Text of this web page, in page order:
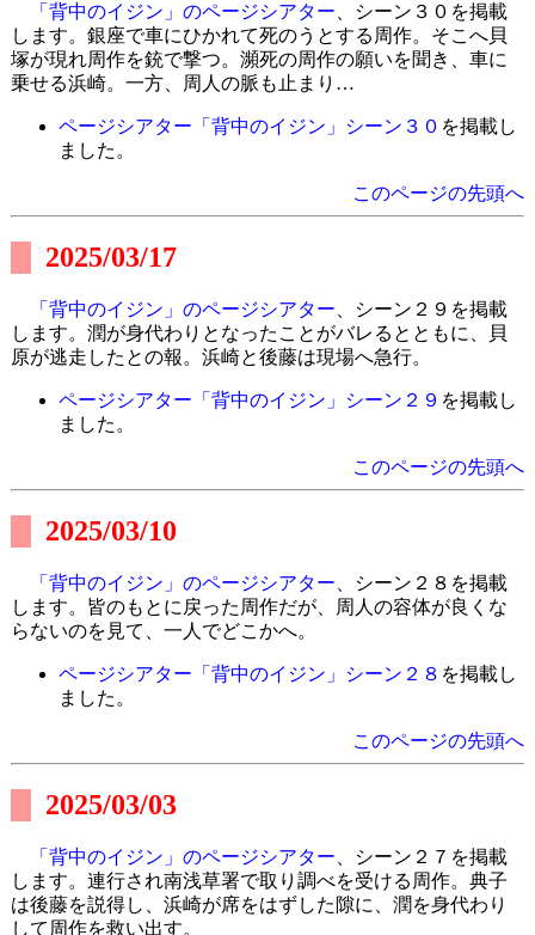
「背中のイジン」のページシアター 、シーン３０を掲載
します。銀座で車にひかれて死のうとする周作。そこへ貝
塚が現れ周作を銃で撃つ。瀕死の周作の願いを聞き、車に
乗せる浜崎。一方、周人の脈も止まり…
ページシアター「背中のイジン」シーン３０ を掲載し
ました。
このページの先頭へ
2025/03/17
「背中のイジン」のページシアター 、シーン２９を掲載
します。潤が身代わりとなったことがバレるとともに、貝
原が逃走したとの報。浜崎と後藤は現場へ急行。
ページシアター「背中のイジン」シーン２９ を掲載し
ました。
このページの先頭へ
2025/03/10
「背中のイジン」のページシアター 、シーン２８を掲載
します。皆のもとに戻った周作だが、周人の容体が良くな
らないのを見て、一人でどこかへ。
ページシアター「背中のイジン」シーン２８ を掲載し
ました。
このページの先頭へ
2025/03/03
「背中のイジン」のページシアター 、シーン２７を掲載
します。連行され南浅草署で取り調べを受ける周作。典子
は後藤を説得し、浜崎が席をはずした隙に、潤を身代わり
して周作を救い出す。